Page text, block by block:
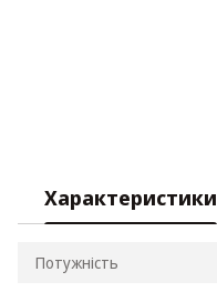
Характеристики
Потужність